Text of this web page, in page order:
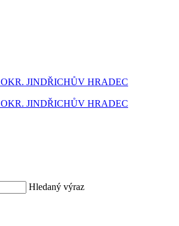
OKR. JINDŘICHŮV HRADEC
OKR. JINDŘICHŮV HRADEC
Hledaný výraz